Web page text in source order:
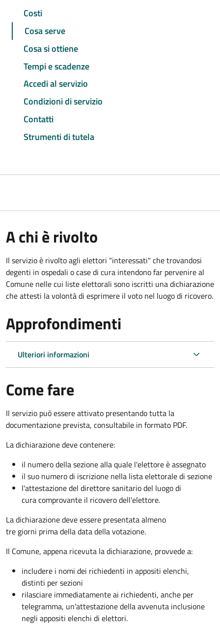
Costi
Cosa serve
Cosa si ottiene
Tempi e scadenze
Accedi al servizio
Condizioni di servizio
Contatti
Strumenti di tutela
A chi è rivolto
Il servizio è rivolto agli elettori "interessati" che trovandosi
degenti in ospedali o case di cura intendono far pervenire al
Comune nelle cui liste elettorali sono iscritti una dichiarazione
che attesti la volontà di esprimere il voto nel luogo di ricovero.
Approfondimenti
Ulteriori informazioni
Come fare
Il servizio può essere attivato presentando tutta la
documentazione prevista, consultabile in formato PDF.
La dichiarazione deve contenere:
il numero della sezione alla quale l'elettore è assegnato
il suo numero di iscrizione nella lista elettorale di sezione
l'attestazione del direttore sanitario del luogo di
cura comprovante il ricovero dell'elettore.
La dichiarazione deve essere presentata almeno
tre giorni prima della data della votazione.
Il Comune, appena ricevuta la dichiarazione, provvede a:
includere i nomi dei richiedenti in appositi elenchi,
distinti per sezioni
rilasciare immediatamente ai richiedenti, anche per
telegramma, un'attestazione della avvenuta inclusione
negli appositi elenchi di elettori.